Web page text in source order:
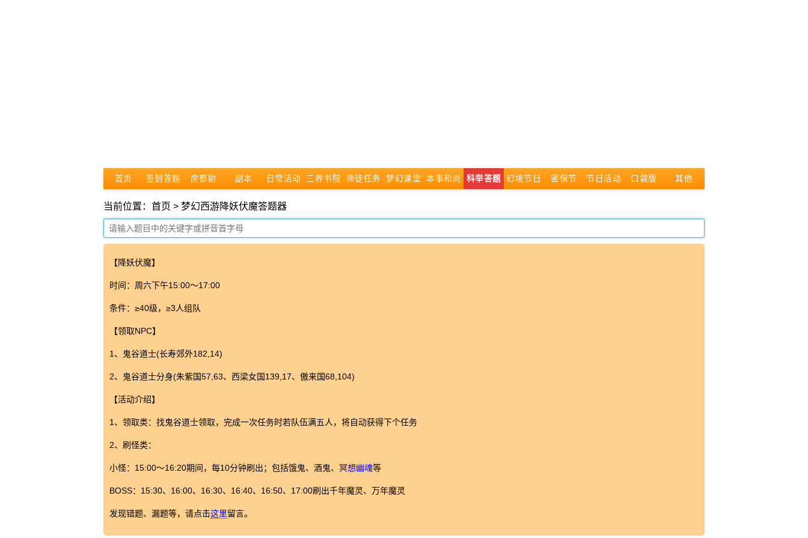
首页 签到答题 房都尉 副本 日常活动 三界书院 师徒任务 梦幻课堂 本事和尚 科举答题 幻境节日 密保节 节日活动 口袋版 其他
当前位置：首页 > 梦幻西游降妖伏魔答题器
【降妖伏魔】
时间：周六下午15:00～17:00
条件：≥40级，≥3人组队
【领取NPC】
1、鬼谷道士(长寿郊外182,14)
2、鬼谷道士分身(朱紫国57,63、西梁女国139,17、傲来国68,104)
【活动介绍】
1、领取类：找鬼谷道士领取，完成一次任务时若队伍满五人，将自动获得下个任务
2、刷怪类：
小怪：15:00～16:20期间，每10分钟刷出；包括饿鬼、酒鬼、 冥想幽魂等
BOSS：15:30、16:00、16:30、16:40、16:50、17:00刷出千年魔灵、万年魔灵
发现错题、漏题等，请点击这里留言。